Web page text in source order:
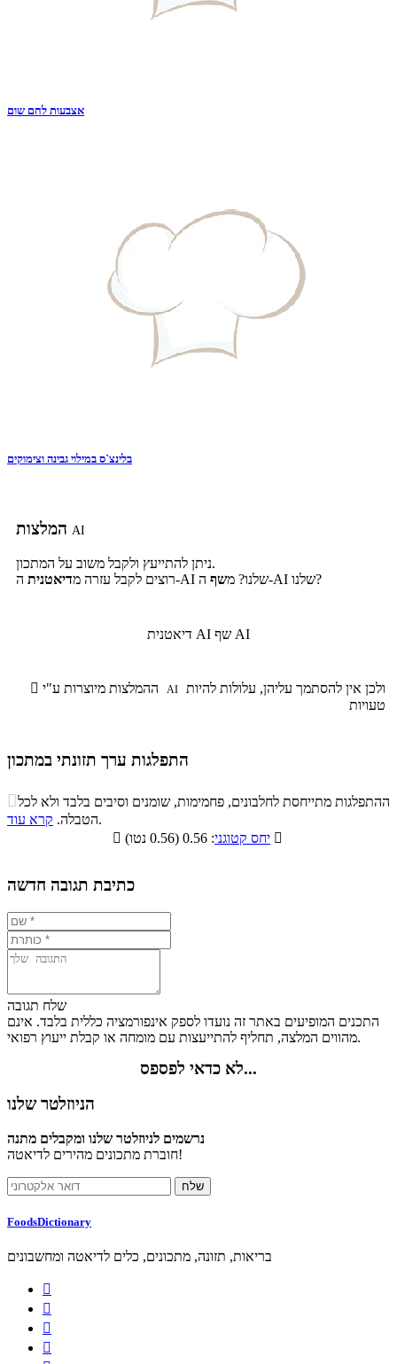
אצבעות לחם שום
בלינצ`ס במילוי גבינה וצימוקים
AI
ניתן להתייעץ ולקבל משוב על המתכון.
רוצים לקבל עזרה מדיאטנית ה-AI שלנו? משף ה-AI שלנו?
דיאטנית AI שף AI
 AI
טעויות
התפלגות ערך תזונתי במתכון
התפלגות ערך תזונתי במתכון
סיבים
תזונתיים
שומנים חלבונים
11.3% 52.6%
ההתפלגות מתייחסת לחלבונים, פחמימות, שומנים וסיבים בלבד ולא לכל
הטבלה. קרא עוד
.

יחס קטוגני 
כתיבת תגובה חדשה
שלח תגובה
התכנים המופיעים באתר זה נועדו לספק אינפורמציה כללית בלבד. אינם
מהווים המלצה, תחליף להתייעצות עם מומחה או קבלת ייעוץ רפואי.
לא כדאי לפספס...
הניוזלטר שלנו
נרשמים לניוזלטר שלנו ומקבלים מתנה
חוברת מתכונים מהירים לדיאטה!
FoodsDictionary
בריאות, תזונה, מתכונים, כלים לדיאטה ומחשבונים



